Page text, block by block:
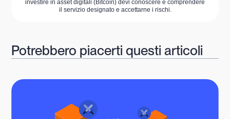
investire in asset digitali (Bitcoin) devi conoscere e comprendere
il servizio designato e accettarne i rischi.
Potrebbero piacerti questi articoli